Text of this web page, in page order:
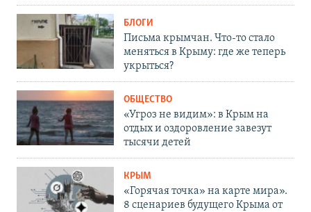
БЛОГИ
Письма крымчан. Что-то стало
меняться в Крыму: где же теперь
укрыться?
ОБЩЕСТВО
«Угроз не видим»: в Крым на
отдых и оздоровление завезут
тысячи детей
КРЫМ
«Горячая точка» на карте мира».
8 сценариев будущего Крыма от